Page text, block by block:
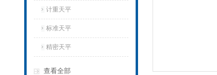
计重天平
标准天平
精密天平
查看全部